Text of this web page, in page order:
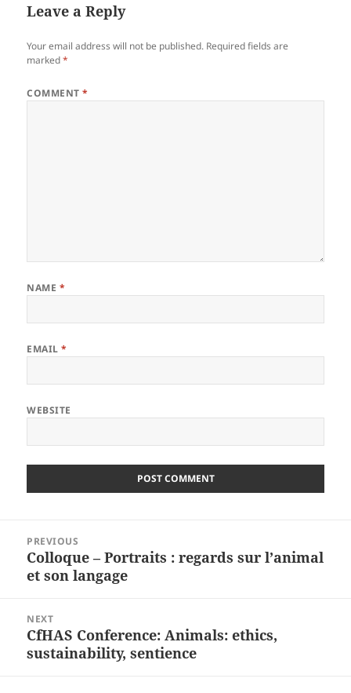
Leave a Reply
Your email address will not be published. Required fields are
marked*
COMMENT*
NAME *
EMAIL*
WEBSITE
navigation
PREVIOUS
Previous
post:
Colloque – Portraits : regards sur l’animal
et son langage
NEXT
Next
post:
CfHAS Conference: Animals: ethics,
sustainability, sentience